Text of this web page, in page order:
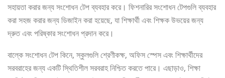
সহায়তা করার জন্য সংশোধন টেপ ব্যবহার করে। ফিশনারির সংশোধন টেপগুলি ব্যবহার
করা সহজ করার জন্য ডিজাইন করা হয়েছে, যা শিক্ষার্থী এবং শিক্ষক উভয়ের জন্য
দ্রুত এবং পরিষ্কার সংশোধন প্রদান করে।
বাল্কে সংশোধন টেপ কিনে, স্কুলগুলি শ্রেণীকক্ষ, অফিস স্পেস এবং শিক্ষার্থীদের
সরবরাহের জন্য একটি স্থিতিশীল সরবরাহ নিশ্চিত করতে পারে। এছাড়াও, শিক্ষা